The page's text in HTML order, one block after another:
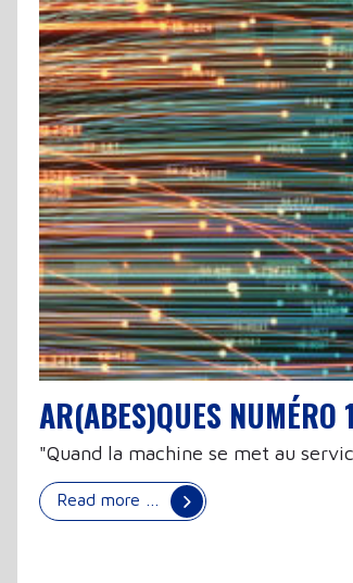
AR(ABES)QUES
"Quand la machine se met au
Read more …